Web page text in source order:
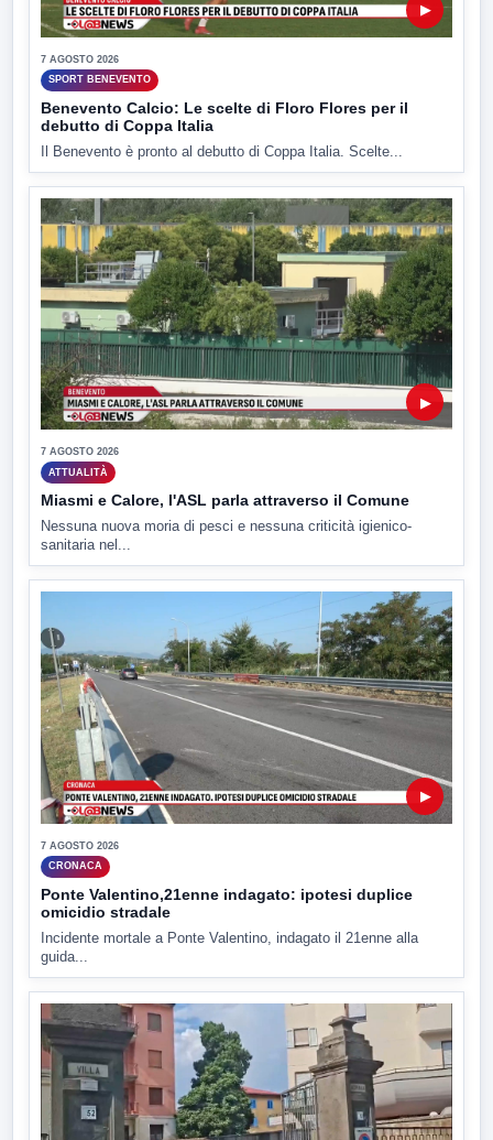
▶
7 AGOSTO 2026
SPORT BENEVENTO
Benevento Calcio: Le scelte di Floro Flores per il
debutto di Coppa Italia
Il Benevento è pronto al debutto di Coppa Italia. Scelte...
▶
7 AGOSTO 2026
ATTUALITÀ
Miasmi e Calore, l'ASL parla attraverso il Comune
Nessuna nuova moria di pesci e nessuna criticità igienico-
sanitaria nel...
▶
7 AGOSTO 2026
CRONACA
Ponte Valentino,21enne indagato: ipotesi duplice
omicidio stradale
Incidente mortale a Ponte Valentino, indagato il 21enne alla
guida...